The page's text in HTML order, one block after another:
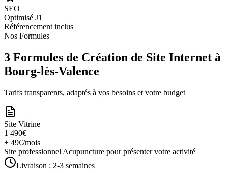
SEO
Optimisé J1
Référencement inclus
Nos Formules
3 Formules de Création de Site Internet à
Bourg-lès-Valence
Tarifs transparents, adaptés à vos besoins et votre budget
Site Vitrine
1 490€
+ 49€/mois
Site professionnel Acupuncture pour présenter votre activité
Livraison : 2-3 semaines